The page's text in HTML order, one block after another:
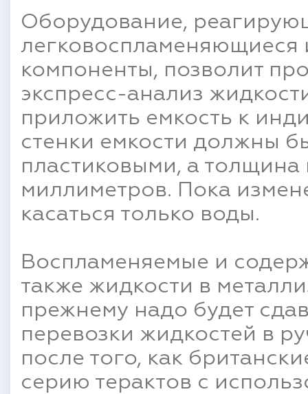
Оборудование,
легковоспламеняющиеся
компоненты, позволит
экспресс-анализ
приложить емкость к
стенки емкости должны
пластиковыми, а
миллиметров. Пока
касаться только воды.
Воспламеняемые и
также жидкости в
прежнему надо будет
перевозки жидкостей в
после того, как
серию терактов с